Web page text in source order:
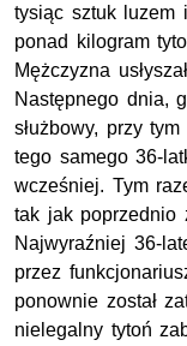
tysiąc sztuk luzem
ponad kilogram
Mężczyzna
Następnego dnia,
służbowy, przy
tego samego 36-
wcześniej. Tym
tak jak poprzednio
Najwyraźniej 36-
przez
ponownie został
nielegalny tytoń